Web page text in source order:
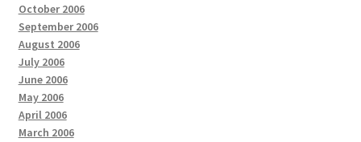
October 2006
September 2006
August 2006
July 2006
June 2006
May 2006
April 2006
March 2006